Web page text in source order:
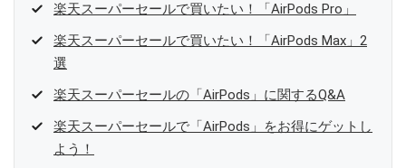
楽天スーパーセールで買いたい！「AirPods Pro」
楽天スーパーセールで買いたい！「AirPods Max」2
選
楽天スーパーセールの「AirPods」に関するQ&A
楽天スーパーセールで「AirPods」をお得にゲットし
よう！